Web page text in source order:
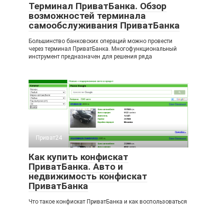
Терминал ПриватБанка. Обзор
возможностей терминала
самообслуживания ПриватБанка
Большинство банковских операций можно провести
через терминал ПриватБанка. Многофункциональный
инструмент предназначен для решения ряда
Приват24
Как купить конфискат
ПриватБанка. Авто и
недвижимость конфискат
ПриватБанка
Что такое конфискат ПриватБанка и как воспользоваться